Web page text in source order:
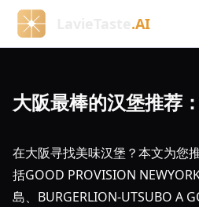
.AI
大阪最棒的汉堡推荐
在大阪寻找美味汉堡？本文为您
括GOOD PROVISION
島、BURGERLION-UTSUBO A